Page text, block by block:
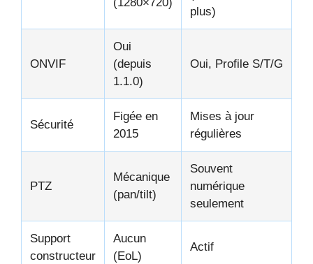
plus)
ONVIF
Oui
(depuis
1.1.0)
Oui, Profile S/T/G
Sécurité
Figée en
2015
Mises à jour
régulières
PTZ
Mécanique
(pan/tilt)
Souvent
numérique
seulement
Support
constructeur
Aucun
(EoL)
Actif